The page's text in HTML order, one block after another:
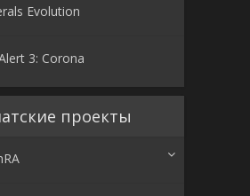
Evolution
3: Corona
проекты